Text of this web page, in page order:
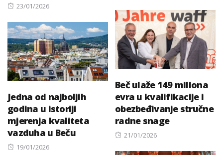
Posted
23/01/2026
Beč ulaže 149 miliona
evra u kvalifikacije i
obezbeđivanje stručne
radne snage
Posted
21/01/2026
Jedna od najboljih
godina u istoriji
mjerenja kvaliteta
vazduha u Beču
Posted
19/01/2026